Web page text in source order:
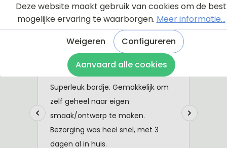
Deze website maakt gebruik van cookies om de best
mogelijke ervaring te waarborgen. Meer informatie...
Weigeren
Configureren
Aanvaard alle cookies